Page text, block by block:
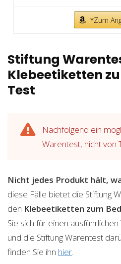
*Zum
Stiftung
Klebeetiketten
Test
Nachfolgend ein
Warentest, nicht von
Nicht jedes Produkt hält,
diese Fälle bietet die Stiftung
den Klebeetiketten zum
Sie sich für einen
und die Stiftung Warentest
finden Sie ihn hier.